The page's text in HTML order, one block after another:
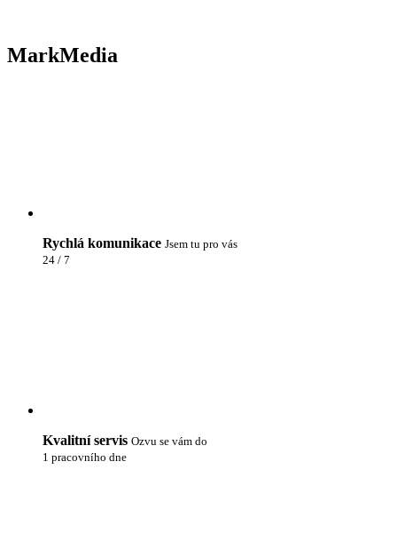
MarkMedia
Rychlá komunikace Jsem tu pro vás
24 / 7
Kvalitní servis Ozvu se vám do
1 pracovního dne